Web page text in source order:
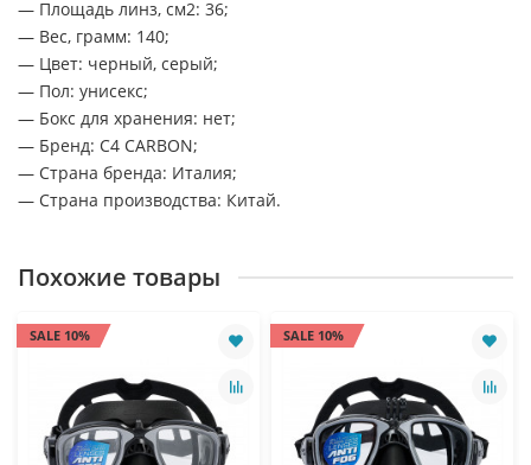
— Площадь линз, см2: 36;
— Вес, грамм: 140;
— Цвет: черный, серый;
— Пол: унисекс;
— Бокс для хранения: нет;
— Бренд: C4 CARBON;
— Страна бренда: Италия;
— Страна производства: Китай.
Похожие товары
SALE 10% SALE 10%